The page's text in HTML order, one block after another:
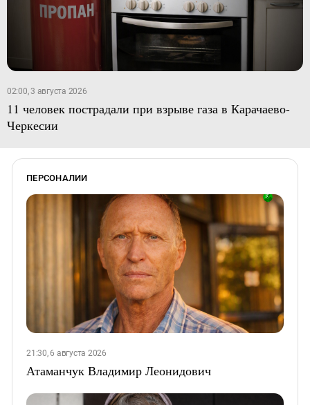
02:00, 3 августа 2026
11 человек пострадали при взрыве газа в Карачаево-
Черкесии
ПЕРСОНАЛИИ
21:30, 6 августа 2026
Атаманчук Владимир Леонидович